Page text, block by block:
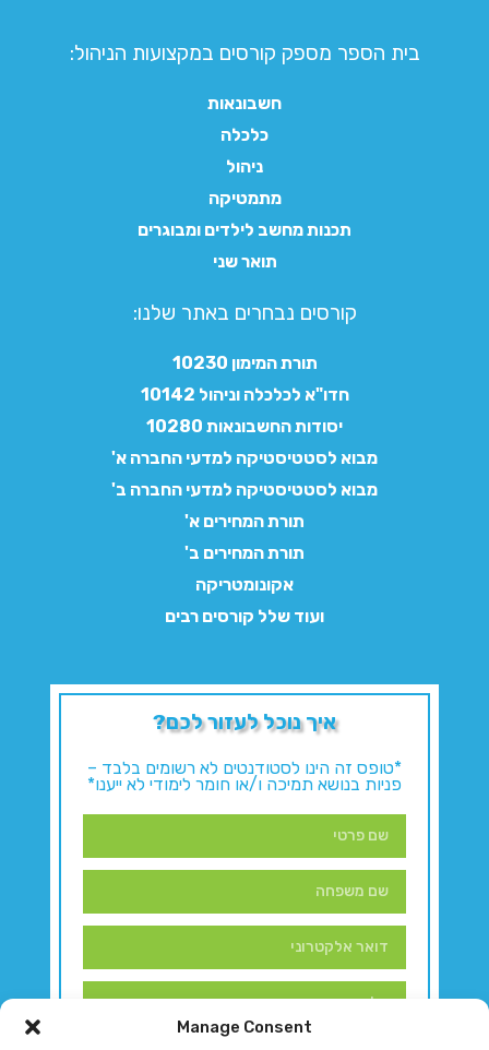
Manage Consent
בית הספר מספק קורסים במקצועות הניהול:
חשבונאות
כלכלה
ניהול
מתמטיקה
תכנות מחשב לילדים ומבוגרים
תואר שני
קורסים נבחרים באתר שלנו:​
תורת המימון 10230
חדו"א לכלכלה וניהול 10142
יסודות החשבונאות 10280
מבוא לסטטיסטיקה למדעי החברה א'
מבוא לסטטיסטיקה למדעי החברה ב'
תורת המחירים א'
תורת המחירים ב'
אקונומטריקה
ועוד שלל קורסים רבים
איך נוכל לעזור לכם?
*טופס זה הינו לסטודנטים לא רשומים בלבד –
פניות בנושא תמיכה ו/או חומר לימודי לא ייענו*